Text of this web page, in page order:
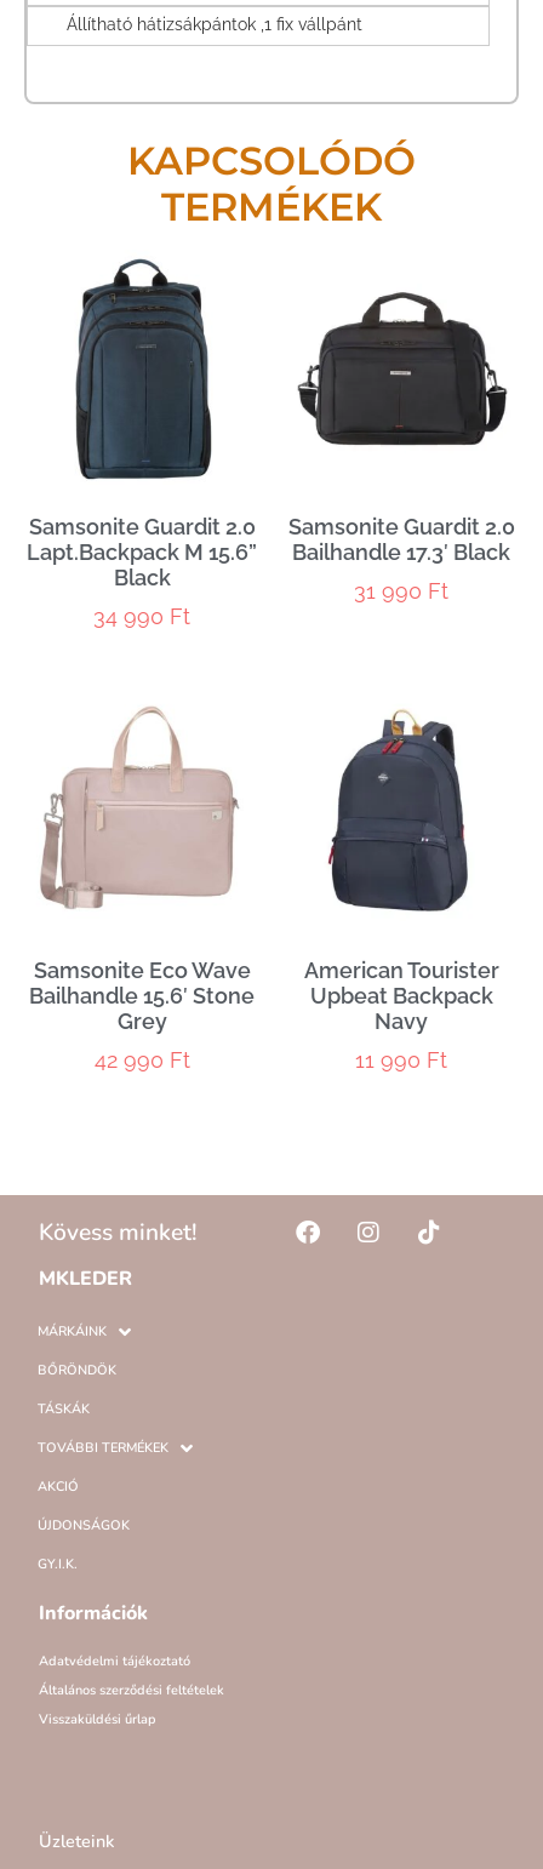
Állítható hátizsákpántok ,1 fix vállpánt
KAPCSOLÓDÓ
TERMÉKEK
Samsonite Guardit 2.0
Lapt.Backpack M 15.6”
Black
34 990 Ft
Samsonite Guardit 2.0
Bailhandle 17.3′ Black
31 990 Ft
Samsonite Eco Wave
Bailhandle 15.6′ Stone
Grey
42 990 Ft
American Tourister
Upbeat Backpack
Navy
11 990 Ft
Kövess minket!
MKLEDER
MÁRKÁINK
BŐRÖNDÖK
TÁSKÁK
TOVÁBBI TERMÉKEK
AKCIÓ
ÚJDONSÁGOK
GY.I.K.
Információk
Adatvédelmi tájékoztató
Általános szerződési feltételek
Visszaküldési űrlap
Üzleteink